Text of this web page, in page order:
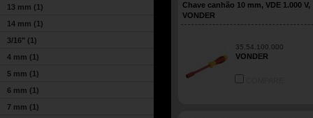
13 mm (1)
14 mm (1)
3/16" (1)
4 mm (1)
5 mm (1)
6 mm (1)
7 mm (1)
Chave canhão 10 mm, VDE 1.000 V,
VONDER
35.54.100.000
VONDER